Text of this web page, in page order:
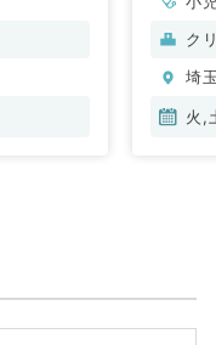
ク
埼
火,